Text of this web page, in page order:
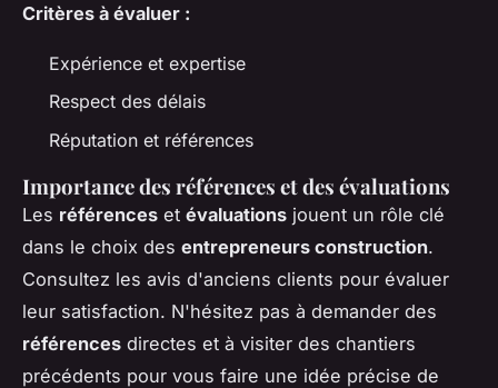
Critères à évaluer :
Expérience et expertise
Respect des délais
Réputation et références
Importance des références et des évaluations
Les références et évaluations jouent un rôle clé
dans le choix des entrepreneurs construction.
Consultez les avis d'anciens clients pour évaluer
leur satisfaction. N'hésitez pas à demander des
références directes et à visiter des chantiers
précédents pour vous faire une idée précise de